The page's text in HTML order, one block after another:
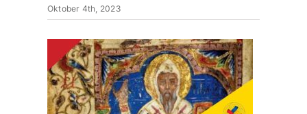
Oktober 4th, 2023